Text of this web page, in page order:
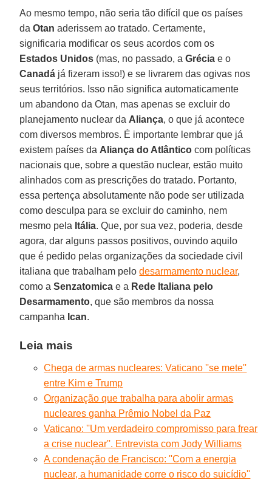
Ao mesmo tempo, não seria tão difícil que os países
daOtan aderissem ao tratado. Certamente,
significaria modificar os seus acordos com os
Estados Unidos (mas, no passado, aGrécia e o
Canadá já fizeram isso!) e se livrarem das ogivas nos
seus territórios. Isso não significa automaticamente
um abandono da Otan, mas apenas se excluir do
planejamento nuclear da Aliança, o que já acontece
com diversos membros. É importante lembrar que já
existem países da Aliança do Atlântico com políticas
nacionais que, sobre a questão nuclear, estão muito
alinhados com as prescrições do tratado. Portanto,
essa pertença absolutamente não pode ser utilizada
como desculpa para se excluir do caminho, nem
mesmo pela Itália. Que, por sua vez, poderia, desde
agora, dar alguns passos positivos, ouvindo aquilo
que é pedido pelas organizações da sociedade civil
italiana que trabalham pelodesarmamento nuclear,
como aSenzatomica e a Rede Italiana pelo
Desarmamento, que são membros da nossa
campanha Ican.
Leia mais
Chega de armas nucleares: Vaticano ''se mete''
entre Kim e Trump
Organização que trabalha para abolir armas
nucleares ganha Prêmio Nobel da Paz
Vaticano: ''Um verdadeiro compromisso para frear
a crise nuclear''. Entrevista com Jody Williams
A condenação de Francisco: ''Com a energia
nuclear, a humanidade corre o risco do suicídio''